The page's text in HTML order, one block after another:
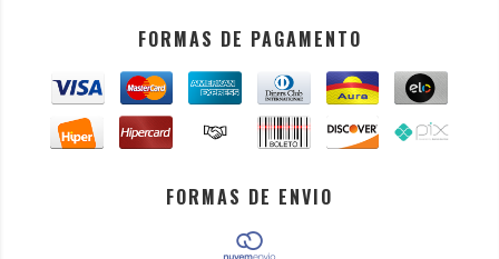
FORMAS DE PAGAMENTO
FORMAS DE ENVIO